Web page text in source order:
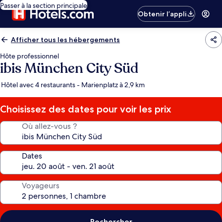
Passer à la section principale
Obtenir l’appli
Afficher tous les hébergements
Hôte professionnel
ibis München City Süd
Hôtel avec 4 restaurants - Marienplatz à 2,9 km
Choisissez des dates pour voir les prix
Où allez-vous ?
Dates
Voyageurs